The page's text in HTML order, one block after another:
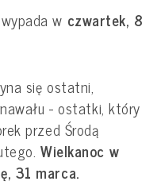
w czwartek, 8
się ostatni,
- ostatki, który
przed Środą
Wielkanoc w
31 marca.